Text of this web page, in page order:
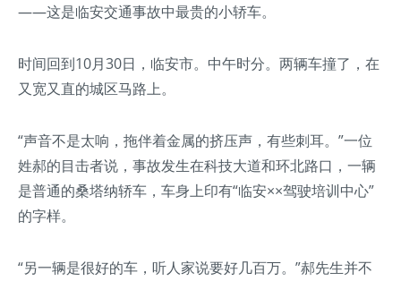
——这是临安交通事故中最贵的小轿车。
时间回到10月30日，临安市。中午时分。两辆车撞了，在
又宽又直的城区马路上。
“声音不是太响，拖伴着金属的挤压声，有些刺耳。”一位
姓郝的目击者说，事故发生在科技大道和环北路口，一辆
是普通的桑塔纳轿车，车身上印有“临安××驾驶培训中心”
的字样。
“另一辆是很好的车，听人家说要好几百万。”郝先生并不